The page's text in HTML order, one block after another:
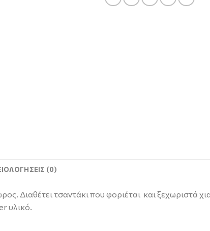
(0)
Διαθέτει τσαντάκι που φοριέται και ξεχωριστά
υλικό.